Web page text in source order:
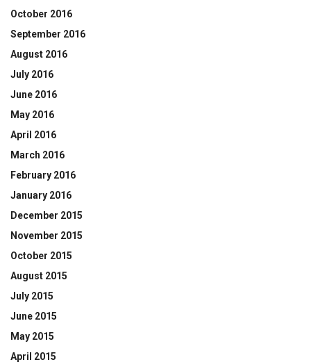
October 2016
September 2016
August 2016
July 2016
June 2016
May 2016
April 2016
March 2016
February 2016
January 2016
December 2015
November 2015
October 2015
August 2015
July 2015
June 2015
May 2015
April 2015